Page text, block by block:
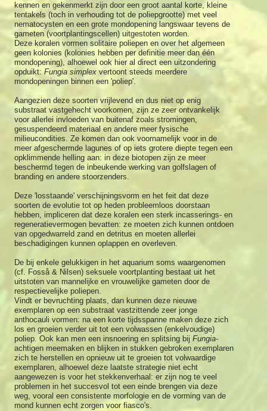
kennen en gekenmerkt zijn door een groot aantal korte, kleine
tentakels (toch in verhouding tot de poliepgrootte) met veel
nematocysten en een grote mondopening langswaar tevens de
gameten (voortplantingscellen) uitgestoten worden.
Deze koralen vormen solitaire poliepen en over het algemeen
geen kolonies (kolonies hebben per definitie meer dan één
mondopening), alhoewel ook hier al direct een uitzondering
opduikt:Fungia simplex vertoont steeds meerdere
mondopeningen binnen een 'poliep'.
Aangezien deze soorten vrijlevend en dus niet op enig
substraat vastgehecht voorkomen, zijn ze zeer ontvankelijk
voor allerlei invloeden van buitenaf zoals stromingen,
gesuspendeerd materiaal en andere meer fysische
milieucondities. Ze komen dan ook voornamelijk voor in de
meer afgeschermde lagunes of op iets grotere diepte tegen een
opklimmende helling aan: in deze biotopen zijn ze meer
beschermd tegen de inbeukende werking van golfslagen of
branding en andere stoorzenders.
Deze 'losstaande' verschijningsvorm en het feit dat deze
soorten de evolutie tot op heden probleemloos doorstaan
hebben, impliceren dat deze koralen een sterk incasserings- en
regeneratievermogen bevatten: ze moeten zich kunnen ontdoen
van opgedwarreld zand en detritus en moeten allerlei
beschadigingen kunnen oplappen en overleven.
De bij enkele gelukkigen in het aquarium soms waargenomen
(cf. Fosså & Nilsen) seksuele voortplanting bestaat uit het
uitstoten van mannelijke en vrouwelijke gameten door de
respectievelijke poliepen.
Vindt er bevruchting plaats, dan kunnen deze nieuwe
exemplaren op een substraat vastzittende zeer jonge
anthocauli vormen: na een korte tijdsspanne maken deze zich
los en groeien verder uit tot een volwassen (enkelvoudige)
poliep. Ook kan men een insnoering en splitsing bijFungia-
achtigen meemaken en blijken in stukken gebroken exemplaren
zich te herstellen en opnieuw uit te groeien tot volwaardige
exemplaren, alhoewel deze laatste strategie niet echt
aangewezen is voor het stekkenverhaal: er zijn nog te veel
problemen in het succesvol tot een einde brengen via deze
weg, vooral een consistente morfologie en de vorming van de
mond kunnen echt zorgen voor fiasco's.